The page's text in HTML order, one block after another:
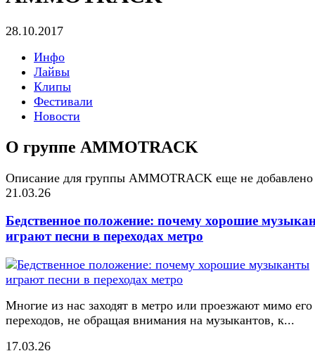
28.10.2017
Инфо
Лайвы
Клипы
Фестивали
Новости
О группе AMMOTRACK
Описание для группы AMMOTRACK еще не добавлено
21.03.26
Бедственное положение: почему хорошие
играют песни в переходах метро
Многие из нас заходят в метро или проезжают мимо его
переходов, не обращая внимания на музыкантов, к...
17.03.26